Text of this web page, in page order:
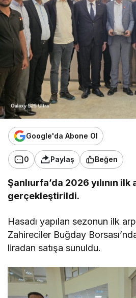
Google'da Abone Ol
0 Paylaş Beğen
Şanlıurfa’da 2026 yılının ilk
gerçekleştirildi.
Hasadı yapılan sezonun ilk
Zahireciler Buğday
liradan satışa sunuldu.